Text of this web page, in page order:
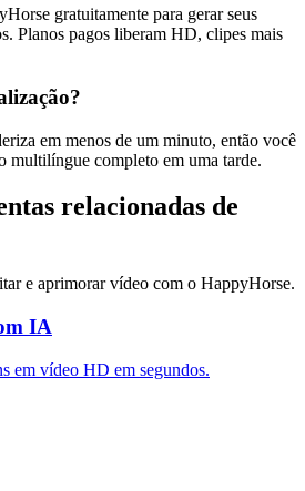
gratuitamente para gerar seus
Planos pagos liberam HD, clipes mais
em menos de um minuto, então você
multilíngue completo em uma tarde.
relacionadas de
e aprimorar vídeo com o HappyHorse.
IA
em vídeo HD em segundos.